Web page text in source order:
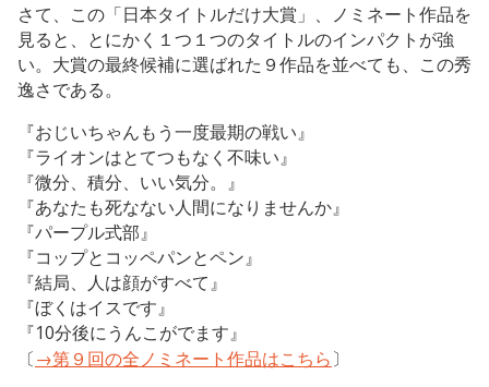
さて、この「日本タイトルだけ大賞」、ノミネート作品を
見ると、とにかく１つ１つのタイトルのインパクトが強
い。大賞の最終候補に選ばれた９作品を並べても、この秀
逸さである。
『おじいちゃんもう一度最期の戦い』
『ライオンはとてつもなく不味い』
『微分、積分、いい気分。』
『あなたも死なない人間になりませんか』
『パープル式部』
『コップとコッペパンとペン』
『結局、人は顔がすべて』
『ぼくはイスです』
『10分後にうんこがでます』
〔→第９回の全ノミネート作品はこちら〕